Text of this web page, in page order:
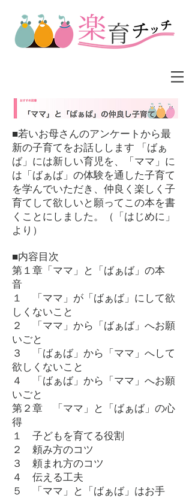
■若いお母さんのアンケートから最
新の子育てをお話しします 「ばぁ
ば」には新しい育児を、「ママ」に
は「ばぁば」の体験を通した子育て
を学んでいただき、仲良く楽しく子
育てして欲しいと願ってこの本を書
くことにしました。（「はじめに」
より）
■内容目次
第１章「ママ」と「ばぁば」の本
音
１ 「ママ」が「ばぁば」にして欲
しくないこと
２ 「ママ」から「ばぁば」へお願
いごと
３ 「ばぁば」から「ママ」へして
欲しくないこと
４ 「ばぁば」から「ママ」へお願
いごと
第２章 「ママ」と「ばぁば」の心
得
１ 子どもを育てる役割
２ 頼み方のコツ
３ 頼まれ方のコツ
４ 伝える工夫
５ 「ママ」と「ばぁば」はお手